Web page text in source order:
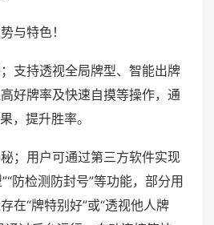
与特色！
支持透视全局牌型、智能出牌
好牌率及快速自摸等操作，通
，提升胜率。
；用户可通过第三方软件实现
防检测防封号”等功能，部分用
在“牌特别好”或“透视他人牌